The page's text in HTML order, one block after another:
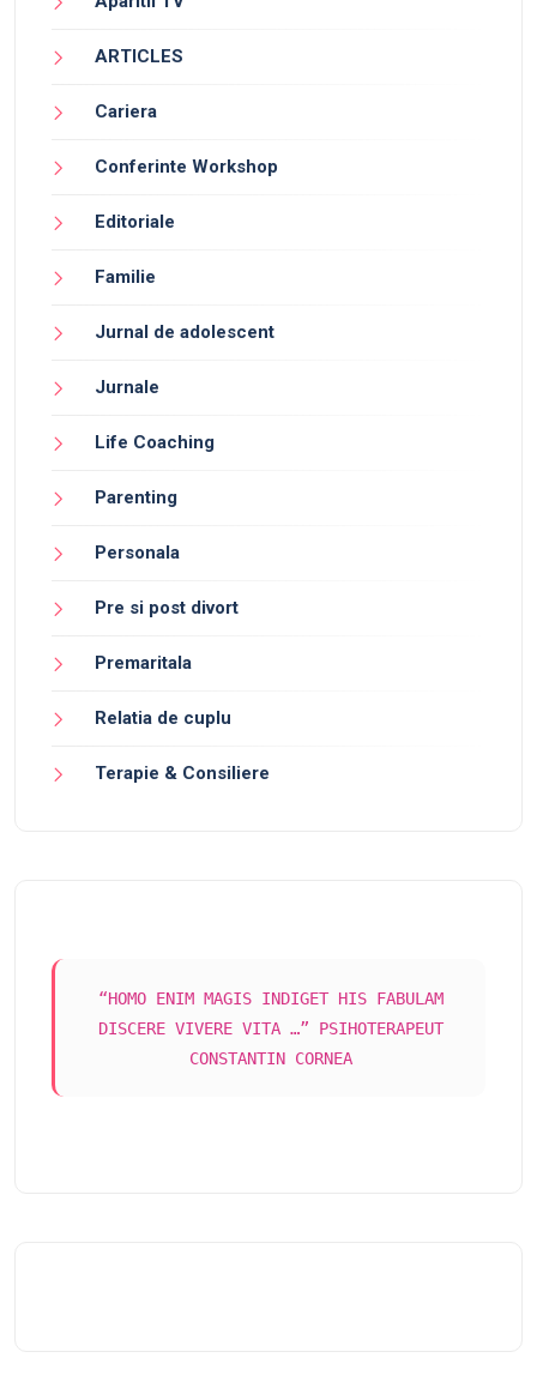
ARTICLES
Cariera
Conferinte Workshop
Editoriale
Familie
Jurnal de adolescent
Jurnale
Life Coaching
Parenting
Personala
Pre si post divort
Premaritala
Relatia de cuplu
Terapie & Consiliere
“HOMO ENIM MAGIS INDIGET HIS FABULAM
DISCERE VIVERE VITA …” PSIHOTERAPEUT
CONSTANTIN CORNEA